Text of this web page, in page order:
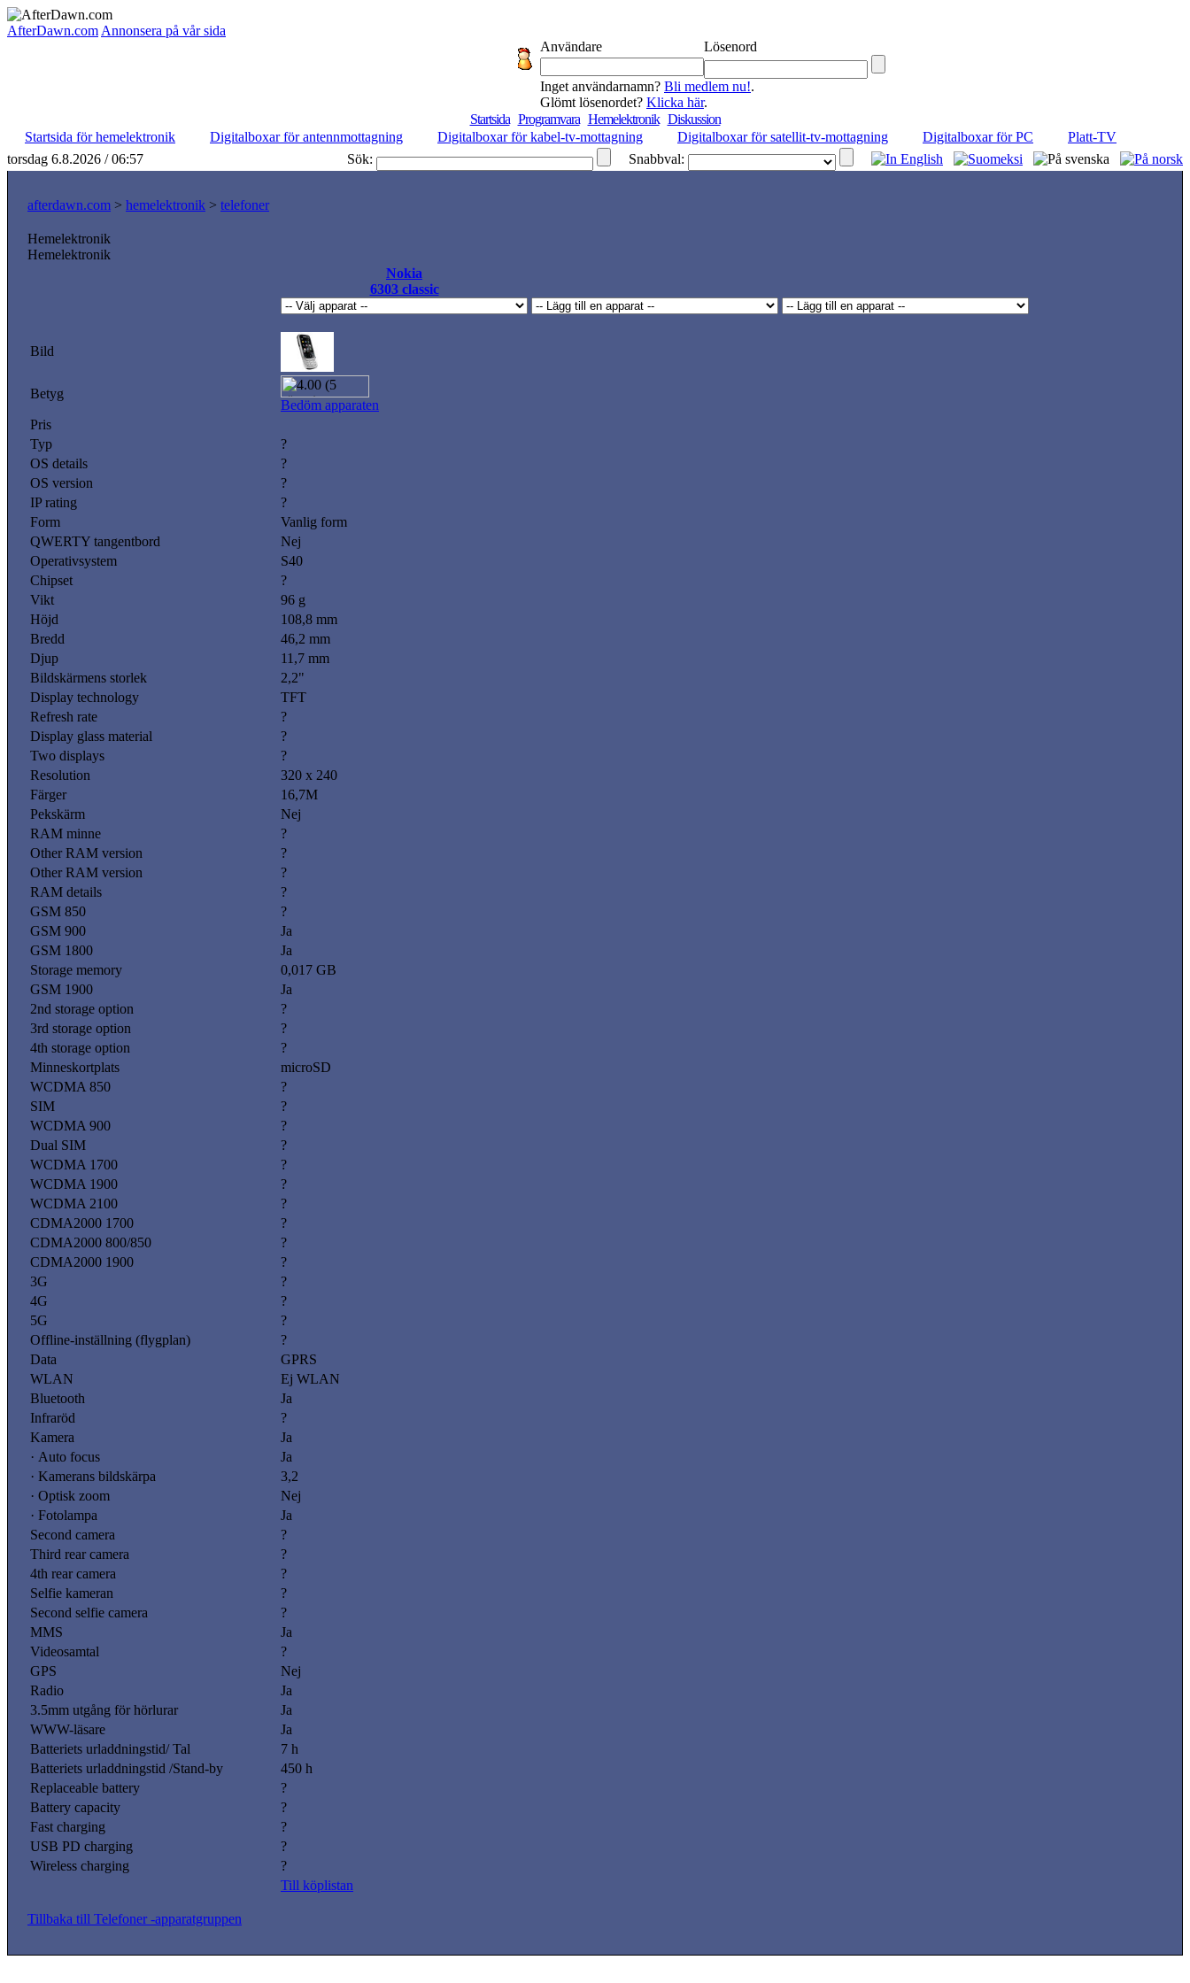
AfterDawn.com Annonsera på vår sida
Användare
Lösenord
Inget användarnamn? Bli medlem nu!.
Glömt lösenordet? Klicka här.
Startsida Programvara Hemelektronik Diskussion
Startsida för hemelektronik
Digitalboxar för antennmottagning Digitalboxar för kabel-tv-mottagning Digitalboxar för satellit-tv-mottagning Digitalboxar för PC
Platt-TV
torsdag 6.8.2026 / 06:57
Sök: Snabbval:
afterdawn.com > hemelektronik > telefoner
Hemelektronik
Hemelektronik
Nokia
6303 classic
Bild
Betyg
Bedöm apparaten
Pris
Typ
?
OS details
?
OS version
?
IP rating
?
Form
Vanlig form
QWERTY tangentbord
Nej
Operativsystem
S40
Chipset
?
Vikt
96 g
Höjd
108,8 mm
Bredd
46,2 mm
Djup
11,7 mm
Bildskärmens storlek
2,2"
Display technology
TFT
Refresh rate
?
Display glass material
?
Two displays
?
Resolution
320 x 240
Färger
16,7M
Pekskärm
Nej
RAM minne
?
Other RAM version
?
Other RAM version
?
RAM details
?
GSM 850
?
GSM 900
Ja
GSM 1800
Ja
Storage memory
0,017 GB
GSM 1900
Ja
2nd storage option
?
3rd storage option
?
4th storage option
?
Minneskortplats
microSD
WCDMA 850
?
SIM
?
WCDMA 900
?
Dual SIM
?
WCDMA 1700
?
WCDMA 1900
?
WCDMA 2100
?
CDMA2000 1700
?
CDMA2000 800/850
?
CDMA2000 1900
?
3G
?
4G
?
5G
?
Offline-inställning (flygplan)
?
Data
GPRS
WLAN
Ej WLAN
Bluetooth
Ja
Infraröd
?
Kamera
Ja
· Auto focus
Ja
· Kamerans bildskärpa
3,2
· Optisk zoom
Nej
· Fotolampa
Ja
Second camera
?
Third rear camera
?
4th rear camera
?
Selfie kameran
?
Second selfie camera
?
MMS
Ja
Videosamtal
?
GPS
Nej
Radio
Ja
3.5mm utgång för hörlurar
Ja
WWW-läsare
Ja
Batteriets urladdningstid/ Tal
7 h
Batteriets urladdningstid /Stand-by
450 h
Replaceable battery
?
Battery capacity
?
Fast charging
?
USB PD charging
?
Wireless charging
?
Till köplistan
Tillbaka till Telefoner -apparatgruppen